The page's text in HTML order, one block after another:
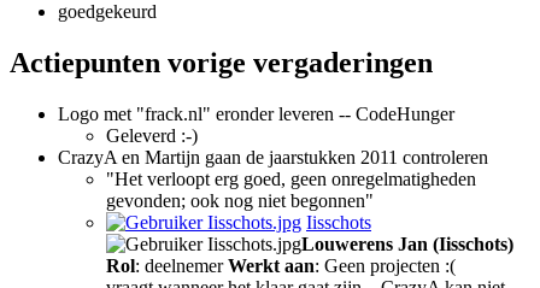
goedgekeurd
Actiepunten vorige vergaderingen
Logo met "frack.nl" eronder leveren -- CodeHunger
Geleverd :-)
CrazyA en Martijn gaan de jaarstukken 2011 controleren
"Het verloopt erg goed, geen onregelmatigheden
gevonden; ook nog niet begonnen"
Iisschots
Louwerens Jan (Iisschots)
Rol: deelnemerWerkt aan: Geen projecten :(